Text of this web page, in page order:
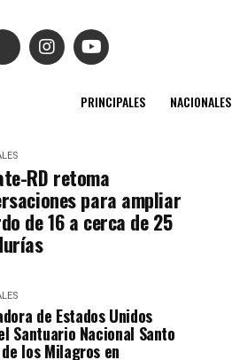
PRINCIPALES NACIONALES
RD retoma
para ampliar
de 16 a cerca de 25
de Estados Unidos
Santuario Nacional Santo
los Milagros en